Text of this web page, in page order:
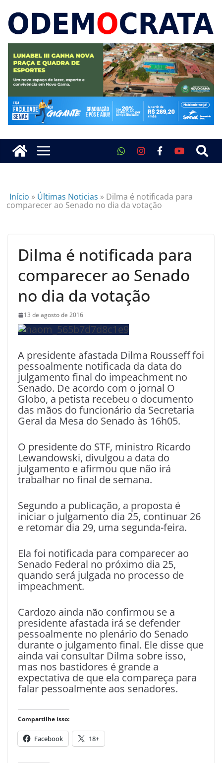
Início » Últimas Noticias » Dilma é notificada para
comparecer ao Senado no dia da votação
Dilma é notificada para
comparecer ao Senado
no dia da votação
13 de agosto de 2016
A presidente afastada Dilma Rousseff foi
pessoalmente notificada da data do
julgamento final do impeachment no
Senado. De acordo com o jornal O
Globo, a petista recebeu o documento
das mãos do funcionário da Secretaria
Geral da Mesa do Senado às 16h05.
O presidente do STF, ministro Ricardo
Lewandowski, divulgou a data do
julgamento e afirmou que não irá
trabalhar no final de semana.
Segundo a publicação, a proposta é
iniciar o julgamento dia 25, continuar 26
e retomar dia 29, uma segunda-feira.
Ela foi notificada para comparecer ao
Senado Federal no próximo dia 25,
quando será julgada no processo de
impeachment.
Cardozo ainda não confirmou se a
presidente afastada irá se defender
pessoalmente no plenário do Senado
durante o julgamento final. Ele disse que
ainda vai consultar Dilma sobre isso,
mas nos bastidores é grande a
expectativa de que ela compareça para
falar pessoalmente aos senadores.
Compartilhe isso:
Facebook 18+